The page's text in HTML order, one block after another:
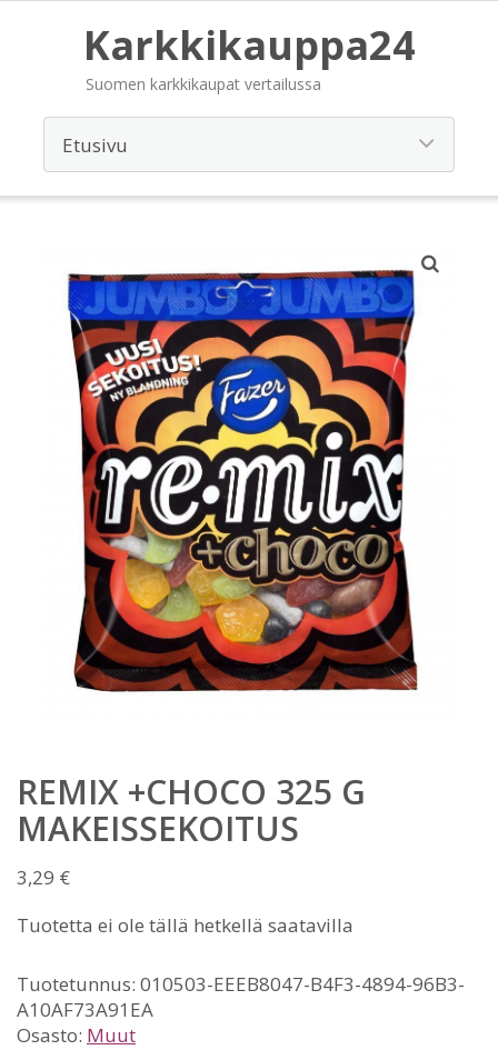
Karkkikauppa24
Suomen karkkikaupat vertailussa
REMIX +CHOCO 325 G
MAKEISSEKOITUS
3,29 €
Tuotetta ei ole tällä hetkellä saatavilla
Tuotetunnus: 010503-EEEB8047-B4F3-4894-96B3-
A10AF73A91EA
Osasto: Muut